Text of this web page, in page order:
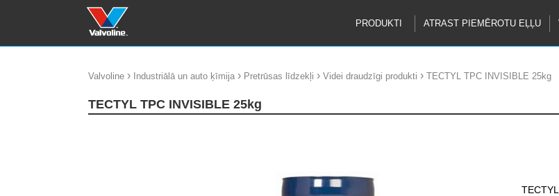
PRODUKTI ATRAST PIEMĒROTU EĻĻU
Valvoline › Industriālā un auto ķīmija › Pretrūsas līdzekļi › Videi draudzīgi produkti › TECTYL TPC INVISIBLE 25kg
TECTYL TPC INVISIBLE 25kg